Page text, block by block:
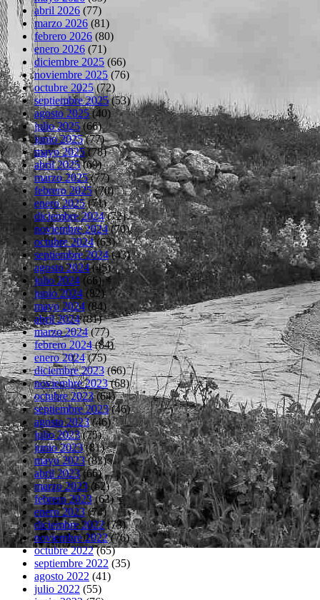
abril 2026 (77)
marzo 2026 (81)
febrero 2026 (80)
enero 2026 (71)
diciembre 2025 (66)
noviembre 2025 (76)
octubre 2025(72)
septiembre 2025(53)
agosto 2025(40)
julio 2025(66)
junio 2025(77)
mayo 2025(78)
abril 2025(69)
marzo 2025(77)
febrero 2025(70)
enero 2025(71)
diciembre 2024(72)
noviembre 2024(70)
octubre 2024(63)
septiembre 2024(43)
agosto 2024(45)
julio 2024 (66)
junio 2024 (82)
mayo 2024 (84)
abril 2024(81)
marzo 2024(77)
febrero 2024(84)
enero 2024(75)
diciembre 2023(66)
noviembre 2023(68)
octubre 2023(64)
septiembre 2023(46)
agosto 2023(46)
julio 2023(75)
junio 2023(81)
mayo 2023(83)
abril 2023(66)
marzo 2023(62)
febrero 2023(63)
enero 2023(74)
diciembre 2022(73)
noviembre 2022(76)
octubre 2022(65)
septiembre 2022 (35)
agosto 2022 (41)
julio 2022 (55)